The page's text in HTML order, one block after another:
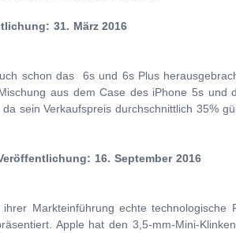
31. März 2016
schon das 6s und 6s Plus
aus dem Case des iPhone 5s
sein Verkaufspreis durchschnittlich 35%
16. September 2016
Markteinführung echte technologische
Apple hat den 3,5-mm-Mini-